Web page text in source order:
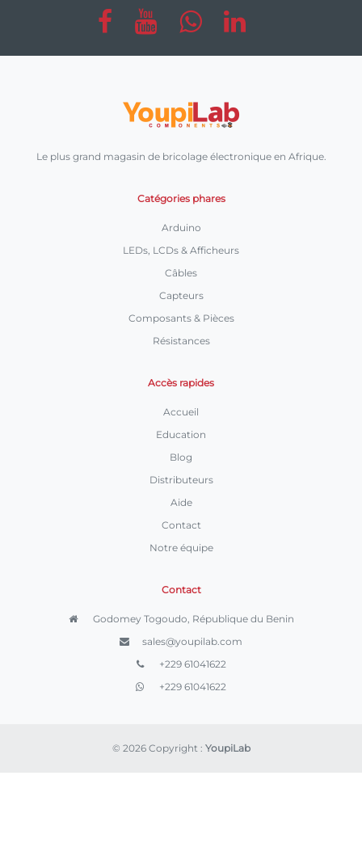
Le plus grand magasin de bricolage électronique en Afrique.
Catégories phares
Arduino
LEDs, LCDs & Afficheurs
Câbles
Capteurs
Composants & Pièces
Résistances
Accès rapides
Accueil
Education
Blog
Distributeurs
Aide
Contact
Notre équipe
Contact
Godomey Togoudo, République du Benin
sales@youpilab.com
+229 61041622
+229 61041622
© 2026 Copyright : YoupiLab